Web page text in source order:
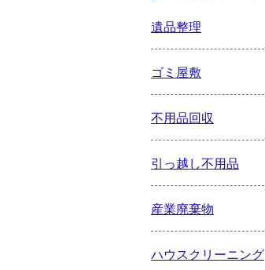
遺品整理
ゴミ屋敷
不用品回収
引っ越し不用品
産業廃棄物
ハウスクリーニング